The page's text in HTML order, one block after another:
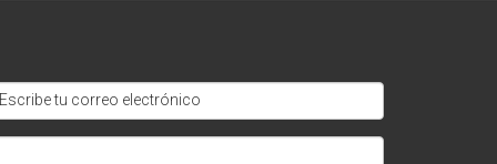
(más casas) puede reducirlos.